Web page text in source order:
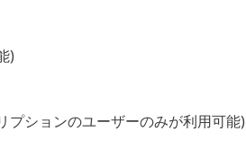
)
ションのユーザーのみが利用可能)